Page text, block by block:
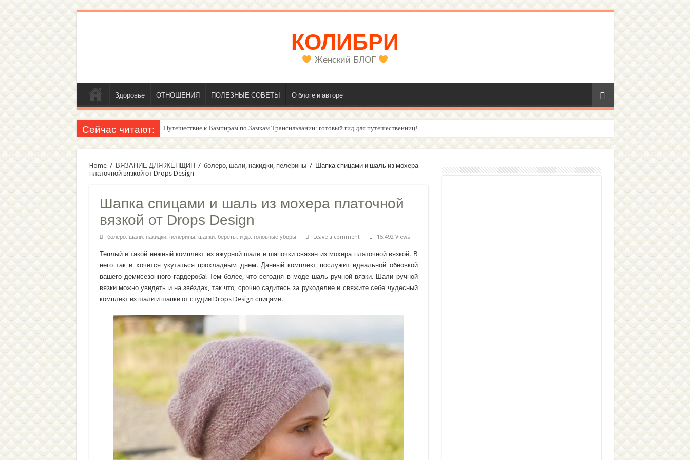
КОЛИБРИ
Женский БЛОГ
Здоровье ОТНОШЕНИЯ ПОЛЕЗНЫЕ СОВЕТЫ О блоге и авторе
Сейчас читают: Путешествие к Вампирам по Замкам Трансильвании: готовый гид для путешественниц!
Женский внутренний голос
Home / ВЯЗАНИЕ ДЛЯ ЖЕНЩИН / болеро, шали, накидки, пелерины / Шапка спицами и шаль из мохера
платочной вязкой от Drops Design
Шапка спицами и шаль из мохера платочной
вязкой от Drops Design
болеро, шали, накидки, пелерины, шапки, береты, и др. головные уборы Leave a comment 15,492 Views
Теплый и такой нежный комплект из ажурной шали и шапочки связан из мохера платочной вязкой. В
него так и хочется укутаться прохладным днем. Данный комплект послужит идеальной обновкой
вашего демисезонного гардероба! Тем более, что сегодня в моде шаль ручной вязки. Шали ручной
вязки можно увидеть и на звёздах, так что, срочно садитесь за рукоделие и свяжите себе чудесный
комплект из шали и шапки от студии Drops Design спицами.